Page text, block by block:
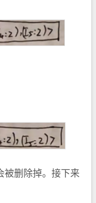
被删除掉。接下来